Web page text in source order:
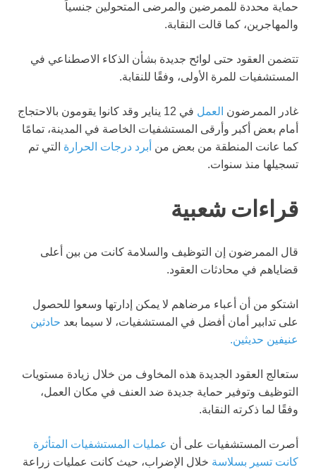
حماية محددة للممرضين والمرضى المتحولين جنسياً
والمهاجرين، كما قالت النقابة.
تتضمن العقود حتى لوائح جديدة بشأن الذكاء الاصطناعي في
المستشفيات للمرة الأولى، وفقًا للنقابة.
غادر الممرضون العمل
في 12 يناير وقد كانوا يقومون بالاحتجاج
أمام بعض أكبر وأرقى المستشفيات الخاصة في المدينة، تمامًا
كما عانت المنطقة من بعض من أبرد درجات الحرارة التي تم
تسجيلها منذ سنوات.
قراءات شعبية
قال الممرضون إن التوظيف والسلامة كانت من بين أعلى
قضاياهم في محادثات العقود.
اشتكو من أن أعباء مرضاهم لا يمكن إدارتها وسعوا للحصول
على تدابير أمان أفضل في المستشفيات، لا سيما بعد حادثين
عنيفين حديثين.
ستعالج العقود الجديدة هذه المخاوف من خلال زيادة مستويات
التوظيف وتوفير حماية جديدة ضد العنف في مكان العمل،
وفقًا لما ذكرته النقابة.
أصرت المستشفيات على أن عمليات المستشفيات المتأثرة
كانت تسير بسلاسة خلال الإضراب، حيث كانت عمليات زراعة